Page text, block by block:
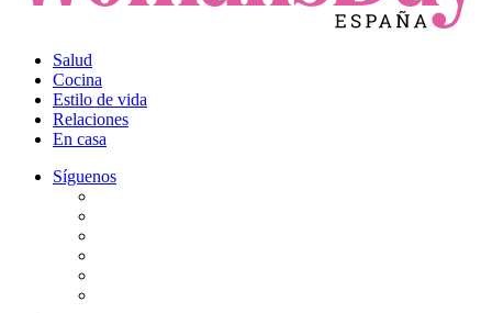
Salud
Cocina
Estilo de vida
Relaciones
En casa
Síguenos